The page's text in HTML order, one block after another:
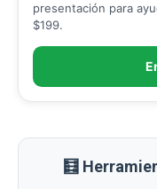
presentación para
$199.
🧮